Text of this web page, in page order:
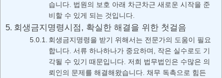
습니다. 법원의 보호 아래 차근차근 새로운 시작을 준
비할 수 있게 되는 것입니다.
회생금지명령시점, 확실한 해결을 위한 첫걸음
회생금지명령을 받기 위해서는 전문가의 도움이 필요
합니다. 서류 하나하나가 중요하며, 작은 실수로도 기
각될 수 있기 때문입니다. 저희 법무법인은 수많은 의
뢰인의 문제를 해결해왔습니다. 채무 독촉으로 힘든